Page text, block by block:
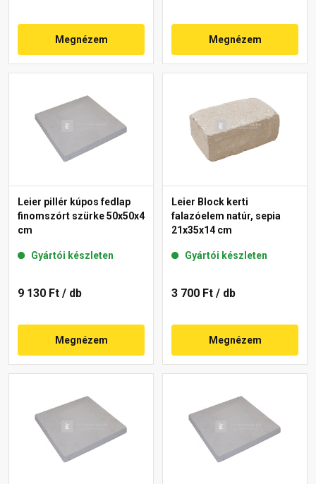
Megnézem Megnézem
Leier pillér kúpos fedlap
finomszórt szürke 50x50x4
cm
Gyártói készleten
9 130 Ft / db
Megnézem
Leier Block kerti
falazóelem natúr, sepia
21x35x14 cm
Gyártói készleten
3 700 Ft / db
Megnézem